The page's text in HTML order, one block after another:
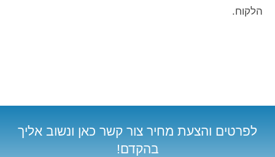
הלקוח.
לפרטים והצעת מחיר צור קשר כאן ונשוב אליך
בהקדם!